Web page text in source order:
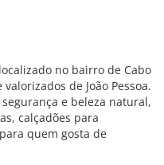
no bairro de Cabo
de João Pessoa.
e beleza natural,
calçadões para
quem gosta de